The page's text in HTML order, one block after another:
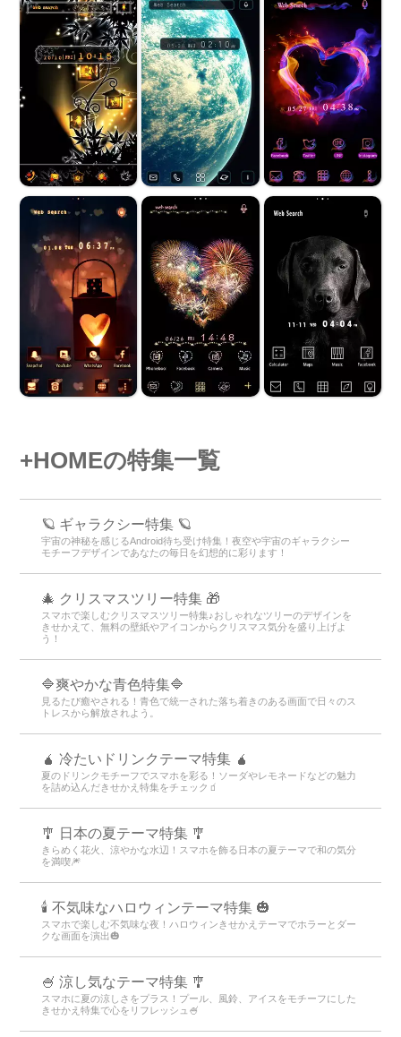
+HOMEの特集一覧
🪐 ギャラクシー特集 🪐
宇宙の神秘を感じるAndroid待ち受け特集！夜空や宇宙のギャラクシー
モチーフデザインであなたの毎日を幻想的に彩ります！
🎄 クリスマスツリー特集 🎁
スマホで楽しむクリスマスツリー特集♪おしゃれなツリーのデザインを
きせかえて、無料の壁紙やアイコンからクリスマス気分を盛り上げよ
う！
🔷爽やかな青色特集🔷
見るたび癒やされる！青色で統一された落ち着きのある画面で日々のス
トレスから解放されよう。
🧉 冷たいドリンクテーマ特集 🧉
夏のドリンクモチーフでスマホを彩る！ソーダやレモネードなどの魅力
を詰め込んだきせかえ特集をチェック🧃
🎐 日本の夏テーマ特集 🎐
きらめく花火、涼やかな水辺！スマホを飾る日本の夏テーマで和の気分
を満喫🎆
🕯️ 不気味なハロウィンテーマ特集 🎃
スマホで楽しむ不気味な夜！ハロウィンきせかえテーマでホラーとダー
クな画面を演出🎃
🍧 涼し気なテーマ特集 🎐
スマホに夏の涼しさをプラス！プール、風鈴、アイスをモチーフにした
きせかえ特集で心をリフレッシュ🍧